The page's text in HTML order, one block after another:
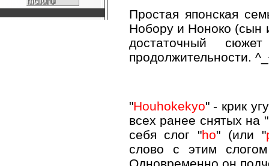
Простая японская
Нобору и Ноноко (сын
достаточный
продолжительности.
"Houhokekyo" - крик
всех ранее снятых на "
себя слог "ho" (или "
слово с этим